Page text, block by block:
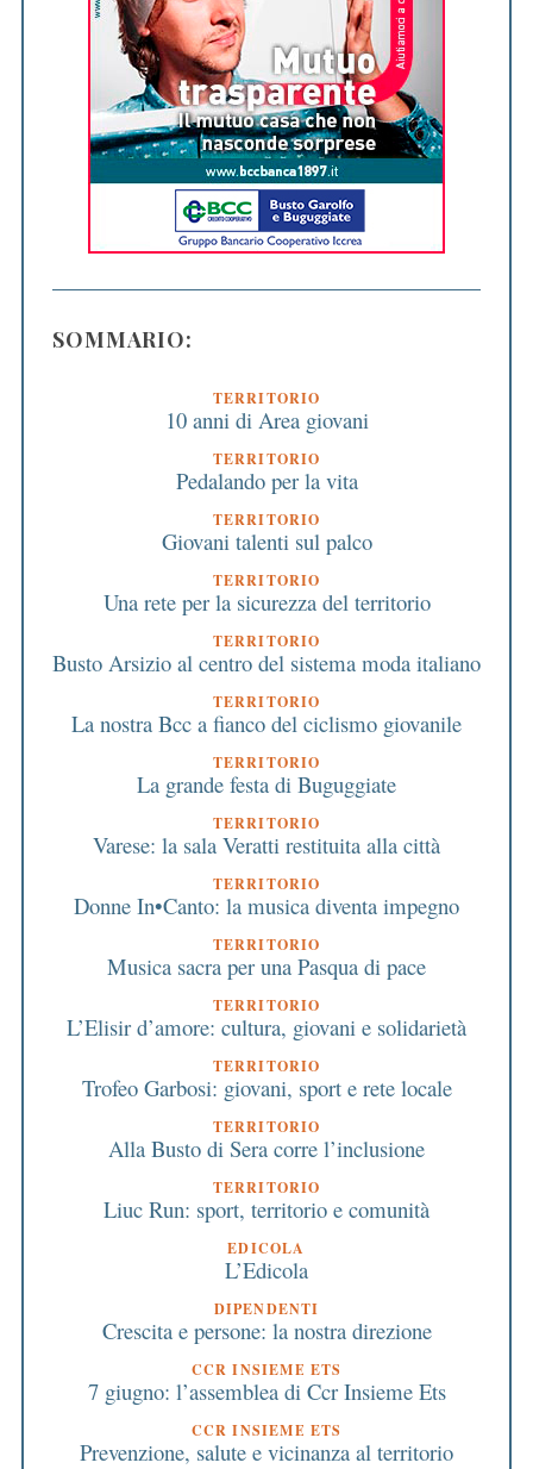
SOMMARIO:
TERRITORIO
10 anni di Area giovani
TERRITORIO
Pedalando per la vita
TERRITORIO
Giovani talenti sul palco
TERRITORIO
Una rete per la sicurezza del territorio
TERRITORIO
Busto Arsizio al centro del sistema moda italiano
TERRITORIO
La nostra Bcc a fianco del ciclismo giovanile
TERRITORIO
La grande festa di Buguggiate
TERRITORIO
Varese: la sala Veratti restituita alla città
TERRITORIO
Donne In•Canto: la musica diventa impegno
TERRITORIO
Musica sacra per una Pasqua di pace
TERRITORIO
L’Elisir d’amore: cultura, giovani e solidarietà
TERRITORIO
Trofeo Garbosi: giovani, sport e rete locale
TERRITORIO
Alla Busto di Sera corre l’inclusione
TERRITORIO
Liuc Run: sport, territorio e comunità
EDICOLA
L’Edicola
DIPENDENTI
Crescita e persone: la nostra direzione
CCR INSIEME ETS
7 giugno: l’assemblea di Ccr Insieme Ets
CCR INSIEME ETS
Prevenzione, salute e vicinanza al territorio